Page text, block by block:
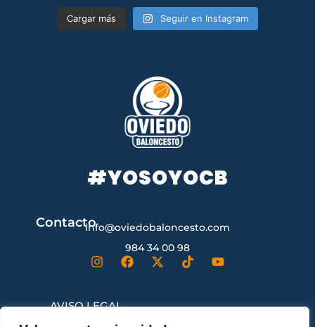
Cargar más Seguir en Instagram
#YOSOYOCB
Contactoinfo@oviedobaloncesto.com
984 34 00 98
AVISO LEGAL